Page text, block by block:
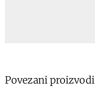
Povezani proizvodi